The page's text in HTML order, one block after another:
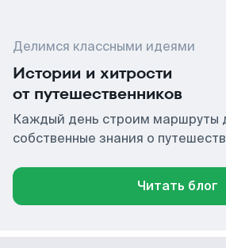
Делимся классными идеями
Истории и хитрости
от путешественников
Каждый день строим маршруты
собственные знания о
Читать блог